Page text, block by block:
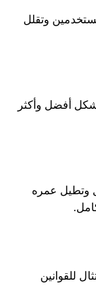
وتقلل
أفضل وأكثر
وتطيل عمره
للقوانين